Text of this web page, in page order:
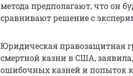
метода предполагают, что он
сравнивают решение с
Юридическая правозащитная
смертной казни в США,
ошибочных казней и попыток